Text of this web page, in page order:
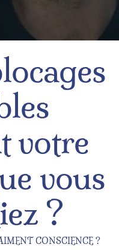
votre
vous
?
CONSCIENCE ?